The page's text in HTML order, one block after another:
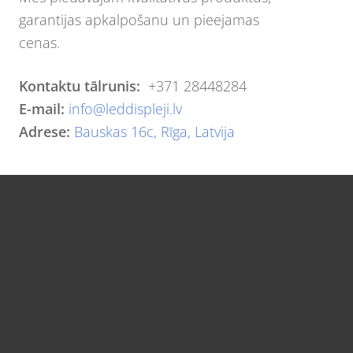
garantijas apkalpošanu un pieejamas
cenas.
Kontaktu tālrunis: +371 28448284
E-mail: info@leddispleji.lv
Adrese: Bauskas 16c, Rīga, Latvija